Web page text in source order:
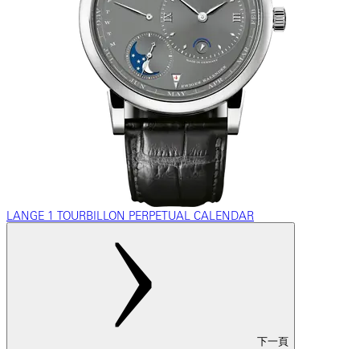
LANGE 1 TOURBILLON PERPETUAL CALENDAR
下一頁